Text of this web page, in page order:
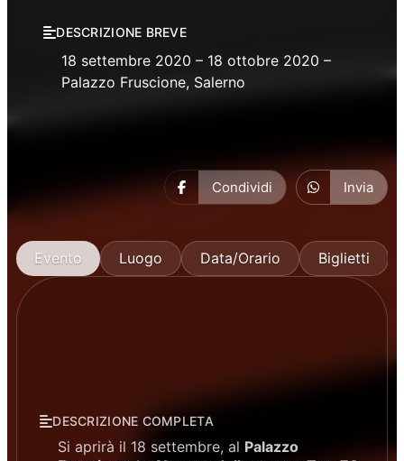
DESCRIZIONE BREVE
18 settembre 2020 – 18 ottobre 2020 –
Palazzo Fruscione, Salerno
Condividi Invia
Evento Luogo Data/Orario Biglietti
DESCRIZIONE COMPLETA
Si aprirà il 18 settembre, al Palazzo